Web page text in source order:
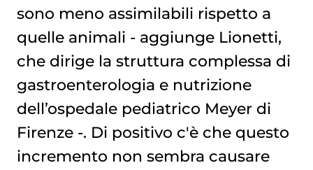
sono meno assimilabili rispetto a
quelle animali - aggiunge Lionetti,
che dirige la struttura complessa di
gastroenterologia e nutrizione
dell’ospedale pediatrico Meyer di
Firenze -. Di positivo c'è che questo
incremento non sembra causare